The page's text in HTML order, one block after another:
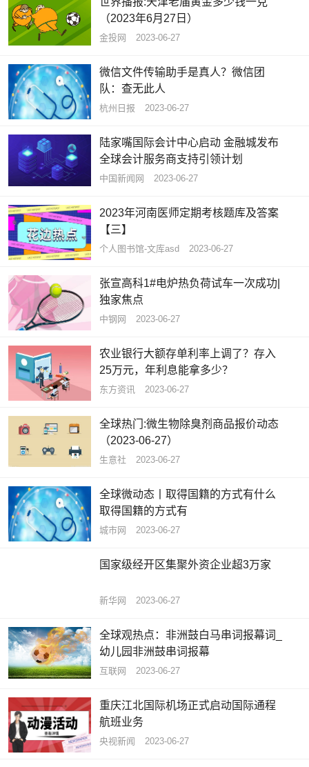
（2023年6月27日）
金投网 2023-06-27
微信文件传输助手是真人？微信团
队：查无此人
杭州日报 2023-06-27
陆家嘴国际会计中心启动 金融城发布
全球会计服务商支持引领计划
中国新闻网 2023-06-27
2023年河南医师定期考核题库及答案
【三】
个人图书馆-文库asd 2023-06-27
张宣高科1#电炉热负荷试车一次成功|
独家焦点
中钢网 2023-06-27
农业银行大额存单利率上调了？存入
25万元，年利息能拿多少？
东方资讯 2023-06-27
全球热门:微生物除臭剂商品报价动态
（2023-06-27）
生意社 2023-06-27
全球微动态丨取得国籍的方式有什么
取得国籍的方式有
城市网 2023-06-27
国家级经开区集聚外资企业超3万家
新华网 2023-06-27
全球观热点：非洲鼓白马串词报幕词_
幼儿园非洲鼓串词报幕
互联网 2023-06-27
重庆江北国际机场正式启动国际通程
航班业务
央视新闻 2023-06-27